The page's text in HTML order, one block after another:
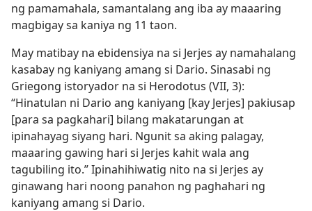
ng pamamahala, samantalang ang iba ay maaaring
magbigay sa kaniya ng 11 taon.
May matibay na ebidensiya na si Jerjes ay namahalang
kasabay ng kaniyang amang si Dario. Sinasabi ng
Griegong istoryador na si Herodotus (VII, 3):
“Hinatulan ni Dario ang kaniyang [kay Jerjes] pakiusap
[para sa pagkahari] bilang makatarungan at
ipinahayag siyang hari. Ngunit sa aking palagay,
maaaring gawing hari si Jerjes kahit wala ang
tagubiling ito.” Ipinahihiwatig nito na si Jerjes ay
ginawang hari noong panahon ng paghahari ng
kaniyang amang si Dario.